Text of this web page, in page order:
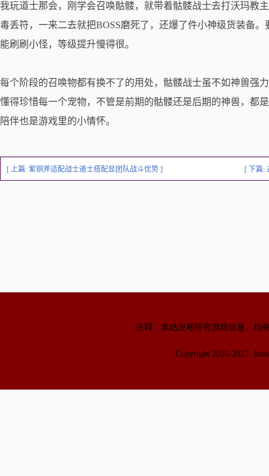
我玩道士那会，刚学会召唤骷髅，就带着骷髅战士去打沃玛教
毒丢符，一来二去就把BOSS磨死了，还爆了件小神级货装备
能刷刷小怪，等级提升慢得很。
每个阶段的召唤物都有换不了的用处，骷髅战士虽不如神兽强
懂得珍惜每一个宠物，不管是前期的骷髅还是后期的神兽，都
陪伴也是游戏里的小情怀。
[ 上篇: 紫铜斧适配战士道士搭配显团队战斗优势 ] [ 下篇:
注释：本站发布所有游戏信息，均
Copyright 2026-2027